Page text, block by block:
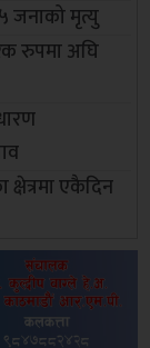
जनाको मृत्यु
रुपमा अघि
एकैदिन